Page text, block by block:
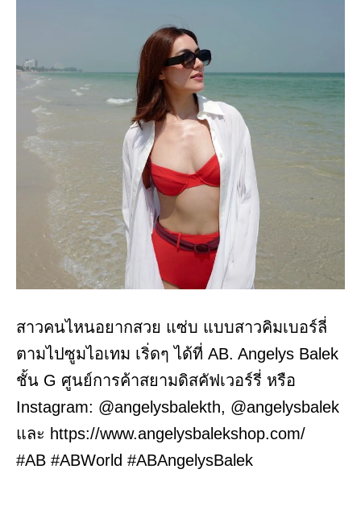
สาวคนไหนอยากสวย แซ่บ แบบสาวคิมเบอร์ลี่
ตามไปซูมไอเทม เริ่ดๆ ได้ที่ AB. Angelys Balek
ชั้น G ศูนย์การค้าสยามดิสคัฟเวอร์รี่ หรือ
Instagram: @angelysbalekth, @angelysbalek
และ https://www.angelysbalekshop.com/
#AB #ABWorld #ABAngelysBalek